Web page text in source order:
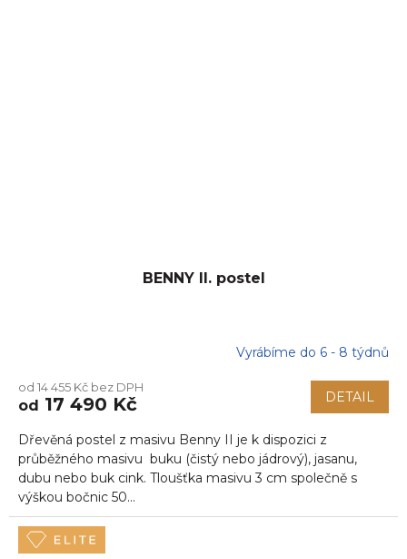
BENNY II. postel
Vyrábíme do 6 - 8 týdnů
od 14 455 Kč bez DPH
od 17 490 Kč DETAIL
Dřevěná postel z masivu Benny II je k dispozici z
průběžného masivu buku (čistý nebo jádrový), jasanu,
dubu nebo buk cink. Tloušťka masivu 3 cm společně s
výškou bočnic 50...